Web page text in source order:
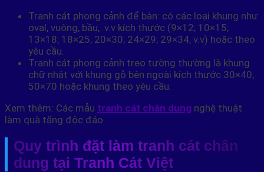
Tranh cát phong cảnh để bàn: có các loại khung như
oval, vuông, bầu, .v.v kích thước (9×12; 10×15;
13×18; 18×25; 20×30; 24×29; 29×34, v.v) hoặc theo
yêu cầu.
Tranh cát phong cảnh treo tường thường là khung
chữ nhật với khung gỗ bên ngoài kích thước 30×40;
50×70 hoặc khung theo yêu cầu.
Xem thêm: Các mẫu tranh cát chân dung nghệ thuật
làm quà tặng độc đáo
Quy trình đặt làm tranh cát chân
dung tại Tranh Cát Việt